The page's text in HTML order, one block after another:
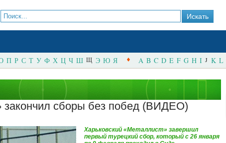
П Р С Т У Ф Х Ц Ч Ш Щ Э Ю Я A B C D E F G H I J K L
закончил сборы без побед (ВИДЕО)
Харьковский «Металлист» завершил
первый турецкий сбор, который с 26 января